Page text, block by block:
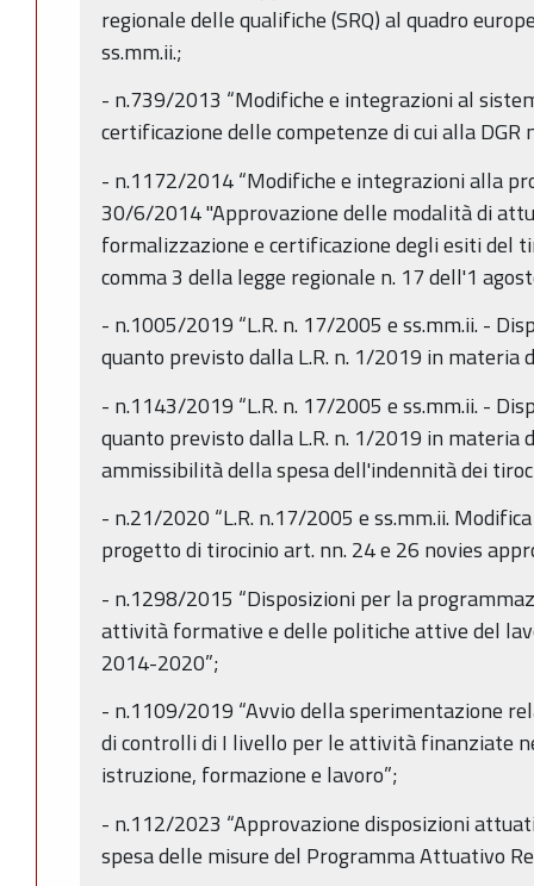
regionale delle qualifiche (SRQ) al quadro
ss.mm.ii.;
- n.739/2013 “Modifiche e integrazioni al
certificazione delle competenze di cui alla DGR
- n.1172/2014 “Modifiche e integrazioni alla
30/6/2014 "Approvazione delle modalità di
formalizzazione e certificazione degli esiti del
comma 3 della legge regionale n. 17 dell'1
- n.1005/2019 “L.R. n. 17/2005 e ss.mm.ii. -
quanto previsto dalla L.R. n. 1/2019 in materia
- n.1143/2019 “L.R. n. 17/2005 e ss.mm.ii. -
quanto previsto dalla L.R. n. 1/2019 in materia
ammissibilità della spesa dell'indennità dei
- n.21/2020 “L.R. n.17/2005 e ss.mm.ii.
progetto di tirocinio art. nn. 24 e 26 novies
- n.1298/2015 “Disposizioni per la
attività formative e delle politiche attive del
2014-2020”;
- n.1109/2019 “Avvio della sperimentazione
di controlli di I livello per le attività finanziate
istruzione, formazione e lavoro”;
- n.112/2023 “Approvazione disposizioni
spesa delle misure del Programma Attuativo